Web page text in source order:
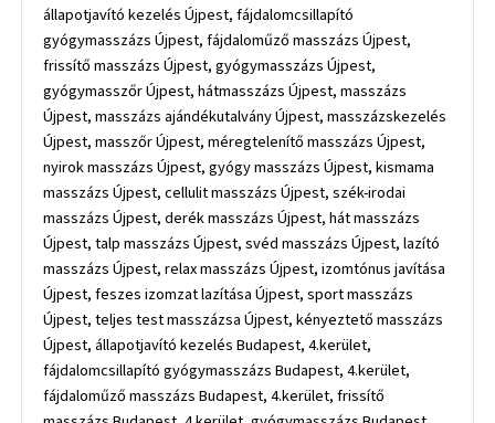
állapotjavító kezelés Újpest, fájdalomcsillapító
gyógymasszázs Újpest, fájdaloműző masszázs Újpest,
frissítő masszázs Újpest, gyógymasszázs Újpest,
gyógymasszőr Újpest, hátmasszázs Újpest, masszázs
Újpest, masszázs ajándékutalvány Újpest, masszázskezelés
Újpest, masszőr Újpest, méregtelenítő masszázs Újpest,
nyirok masszázs Újpest, gyógy masszázs Újpest, kismama
masszázs Újpest, cellulit masszázs Újpest, szék-irodai
masszázs Újpest, derék masszázs Újpest, hát masszázs
Újpest, talp masszázs Újpest, svéd masszázs Újpest, lazító
masszázs Újpest, relax masszázs Újpest, izomtónus javítása
Újpest, feszes izomzat lazítása Újpest, sport masszázs
Újpest, teljes test masszázsa Újpest, kényeztető masszázs
Újpest, állapotjavító kezelés Budapest, 4.kerület,
fájdalomcsillapító gyógymasszázs Budapest, 4.kerület,
fájdaloműző masszázs Budapest, 4.kerület, frissítő